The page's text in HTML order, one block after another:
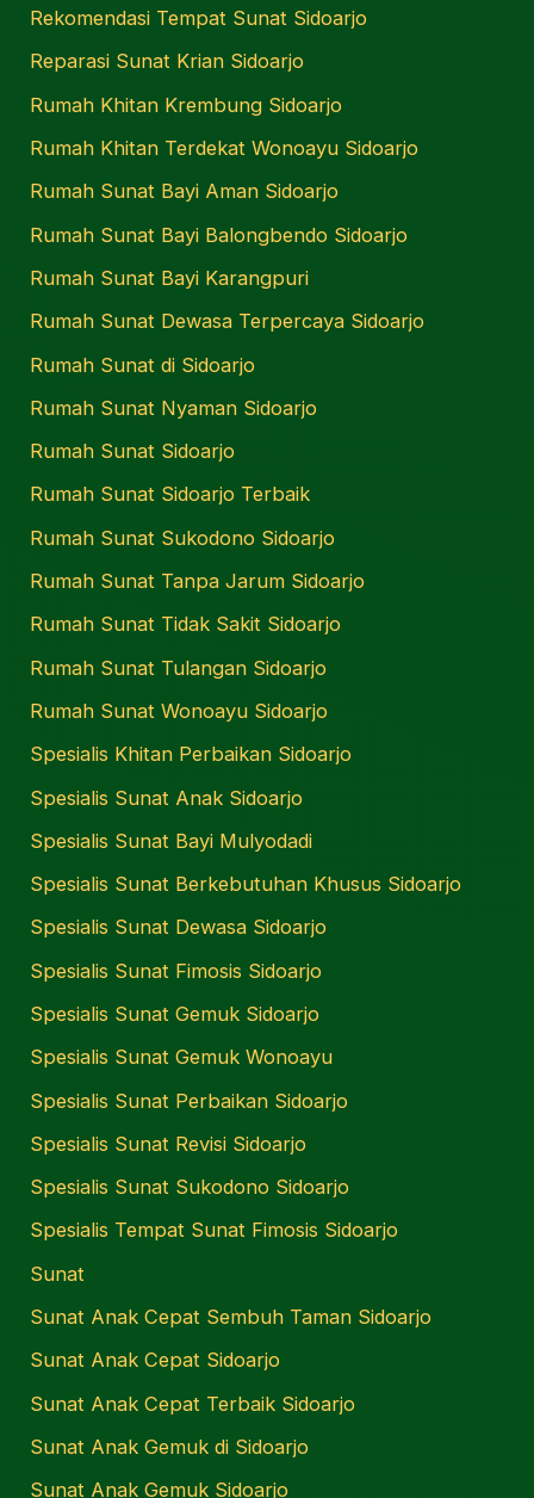
Rekomendasi Tempat Sunat Sidoarjo
Reparasi Sunat Krian Sidoarjo
Rumah Khitan Krembung Sidoarjo
Rumah Khitan Terdekat Wonoayu Sidoarjo
Rumah Sunat Bayi Aman Sidoarjo
Rumah Sunat Bayi Balongbendo Sidoarjo
Rumah Sunat Bayi Karangpuri
Rumah Sunat Dewasa Terpercaya Sidoarjo
Rumah Sunat di Sidoarjo
Rumah Sunat Nyaman Sidoarjo
Rumah Sunat Sidoarjo
Rumah Sunat Sidoarjo Terbaik
Rumah Sunat Sukodono Sidoarjo
Rumah Sunat Tanpa Jarum Sidoarjo
Rumah Sunat Tidak Sakit Sidoarjo
Rumah Sunat Tulangan Sidoarjo
Rumah Sunat Wonoayu Sidoarjo
Spesialis Khitan Perbaikan Sidoarjo
Spesialis Sunat Anak Sidoarjo
Spesialis Sunat Bayi Mulyodadi
Spesialis Sunat Berkebutuhan Khusus Sidoarjo
Spesialis Sunat Dewasa Sidoarjo
Spesialis Sunat Fimosis Sidoarjo
Spesialis Sunat Gemuk Sidoarjo
Spesialis Sunat Gemuk Wonoayu
Spesialis Sunat Perbaikan Sidoarjo
Spesialis Sunat Revisi Sidoarjo
Spesialis Sunat Sukodono Sidoarjo
Spesialis Tempat Sunat Fimosis Sidoarjo
Sunat
Sunat Anak Cepat Sembuh Taman Sidoarjo
Sunat Anak Cepat Sidoarjo
Sunat Anak Cepat Terbaik Sidoarjo
Sunat Anak Gemuk di Sidoarjo
Sunat Anak Gemuk Sidoarjo